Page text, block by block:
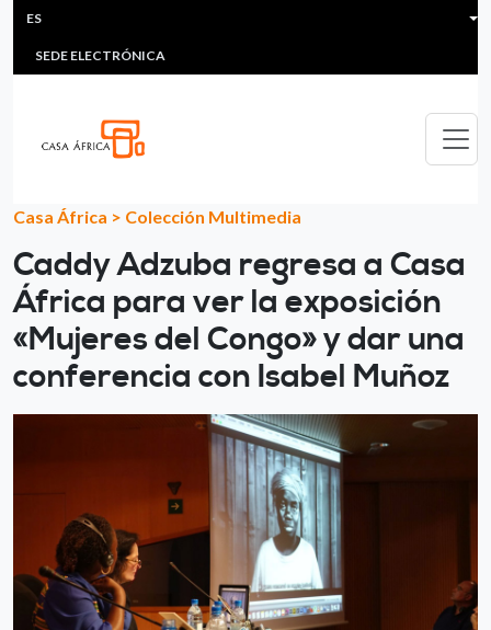
Pasar al contenido principal
HEADER MENU
MULTIMEDIA
SEDE ELECTRÓNICA
ES
Casa África > Colección Multimedia
Caddy Adzuba regresa a Casa
África para ver la exposición
«Mujeres del Congo» y dar una
conferencia con Isabel Muñoz